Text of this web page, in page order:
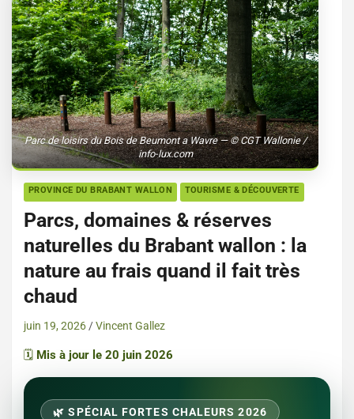
Parc de loisirs du Bois de Beumont a Wavre — © CGT Wallonie /
info-lux.com
PROVINCE DU BRABANT WALLON TOURISME & DÉCOUVERTE
Parcs, domaines & réserves
naturelles du Brabant wallon : la
nature au frais quand il fait très
chaud
juin 19, 2026 Vincent Gallez
🗓️ Mis à jour le 20 juin 2026
🌿 SPÉCIAL FORTES CHALEURS 2026